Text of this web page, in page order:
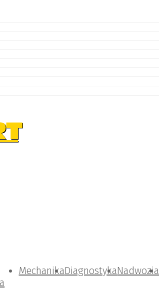
MechanikaDiagnostykaNadwozia